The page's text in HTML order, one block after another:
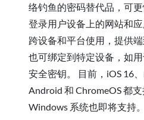
络钓鱼的密码替代品，可
登录用户设备上的网站和
跨设备和平台使用，提供
也可绑定到特定设备，如
安全密钥。 目前，iOS 16、
Android 和 ChromeOS 都支
Windows 系统也即将支持。